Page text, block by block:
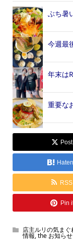
ぶち暑
今週最
年末は
重要な
Post
RSS
Pin
店主ルリの気まぐ
情報,the お知らせ